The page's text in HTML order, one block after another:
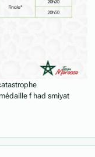
f had smiyat